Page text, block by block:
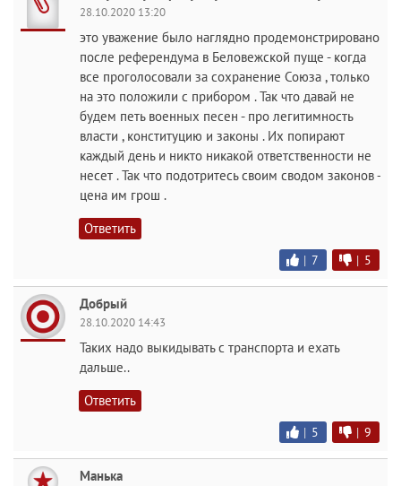
28.10.2020 13:20
это уважение было наглядно продемонстрировано
после референдума в Беловежской пуще - когда
все проголосовали за сохранение Союза , только
на это положили с прибором . Так что давай не
будем петь военных песен - про легитимность
власти , конституцию и законы . Их попирают
каждый день и никто никакой ответственности не
несет . Так что подотритесь своим сводом законов -
цена им грош .
Ответить
| 7 | 5
Добрый
28.10.2020 14:43
Таких надо выкидывать с транспорта и ехать
дальше..
Ответить
| 5 | 9
Манька